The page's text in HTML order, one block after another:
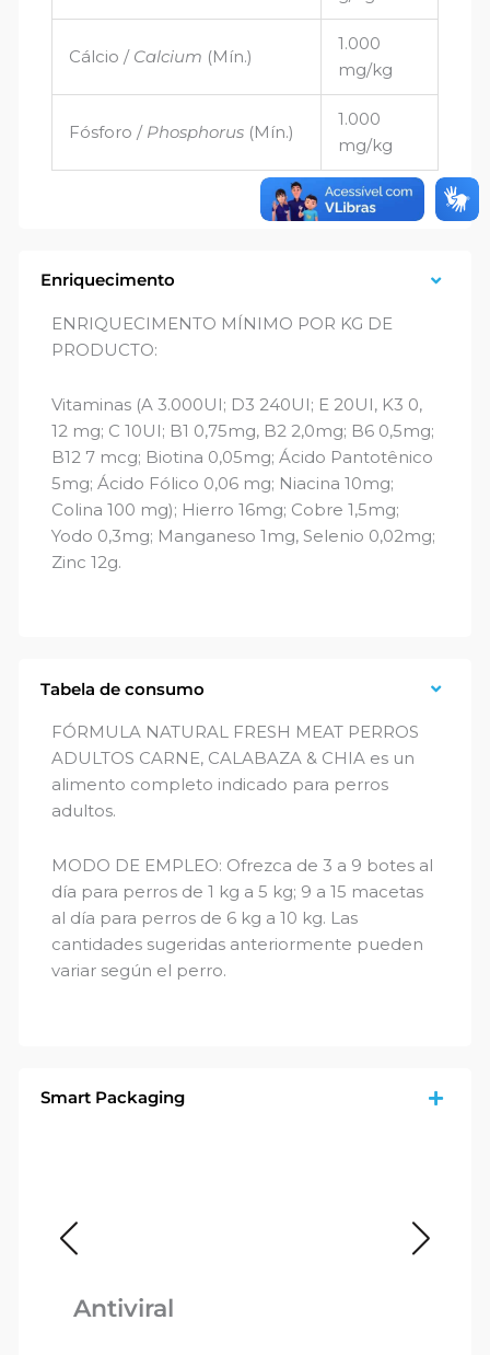
Cálcio / Calcium (Mín.)
1.000
mg/kg
Fósforo / Phosphorus (Mín.)
1.000
mg/kg
Enriquecimento
ENRIQUECIMENTO MÍNIMO POR KG DE
PRODUCTO:
Vitaminas (A 3.000UI; D3 240UI; E 20UI, K3 0,
12 mg; C 10UI; B1 0,75mg, B2 2,0mg; B6 0,5mg;
B12 7 mcg; Biotina 0,05mg; Ácido Pantotênico
5mg; Ácido Fólico 0,06 mg; Niacina 10mg;
Colina 100 mg); Hierro 16mg; Cobre 1,5mg;
Yodo 0,3mg; Manganeso 1mg, Selenio 0,02mg;
Zinc 12g.
Tabela de consumo
FÓRMULA NATURAL FRESH MEAT PERROS
ADULTOS CARNE, CALABAZA & CHIA es un
alimento completo indicado para perros
adultos.
MODO DE EMPLEO: Ofrezca de 3 a 9 botes al
día para perros de 1 kg a 5 kg; 9 a 15 macetas
al día para perros de 6 kg a 10 kg. Las
cantidades sugeridas anteriormente pueden
variar según el perro.
Smart Packaging
Antiviral